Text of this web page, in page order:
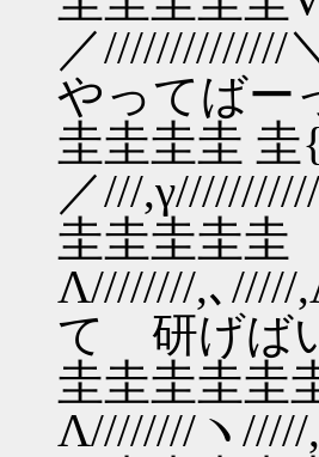
／
やってばー
圭圭圭圭
／///
圭圭圭圭圭
Λ////////,､
て 研げば
圭圭圭圭圭
Λ////////ヽ/////